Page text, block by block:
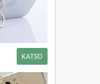
KATSO